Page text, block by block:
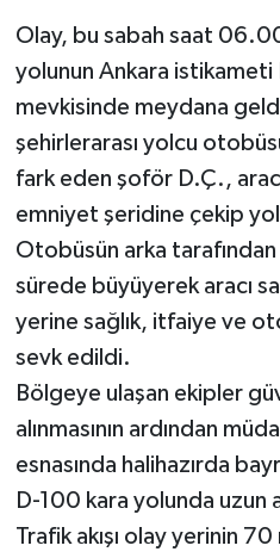
Olay, bu sabah saat
yolunun Ankara
mevkisinde meydana
şehirlerarası yolcu
fark eden şoför D.Ç.,
emniyet şeridine çekip
Otobüsün arka tarafından
sürede büyüyerek aracı
yerine sağlık, itfaiye ve
sevk edildi.
Bölgeye ulaşan ekipler
alınmasının ardından
esnasında halihazırda
D-100 kara yolunda uzun
Trafik akışı olay yerinin